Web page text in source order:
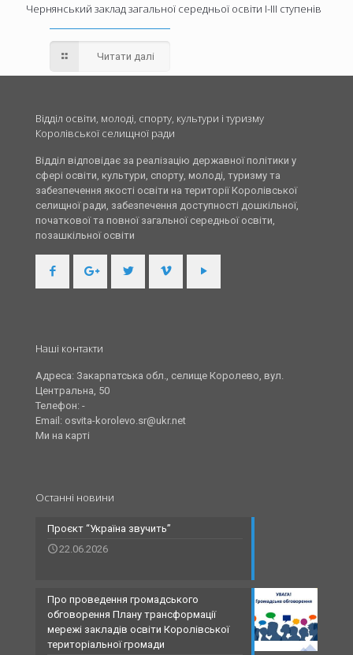
Чернянський заклад загальної середньої освіти І-ІІІ ступенів
Читати далі
Відділ освіти, молоді, спорту, культури і туризму
Королівської селищної ради
Відділ відповідає за реалізацію державної політики у
сфері освіти, культури, спорту, молоді, туризму та
забезпечення якості освіти на території Королівської
селищної ради, забезпечення доступності дошкільної,
початкової та повної загальної середньої освіти,
позашкільної освіти
Наші контакти
Адреса: Закарпатська обл., селище Королево, вул.
Центральна, 50
Телефон: -
Email: osvita-korolevo.sr@ukr.net
Ми на карті
Останні новини
Проєкт “Україна звучить”
22.06.2026
Про проведення громадського
обговорення Плану трансформації
мережі закладів освіти Королівської
територіальної громади